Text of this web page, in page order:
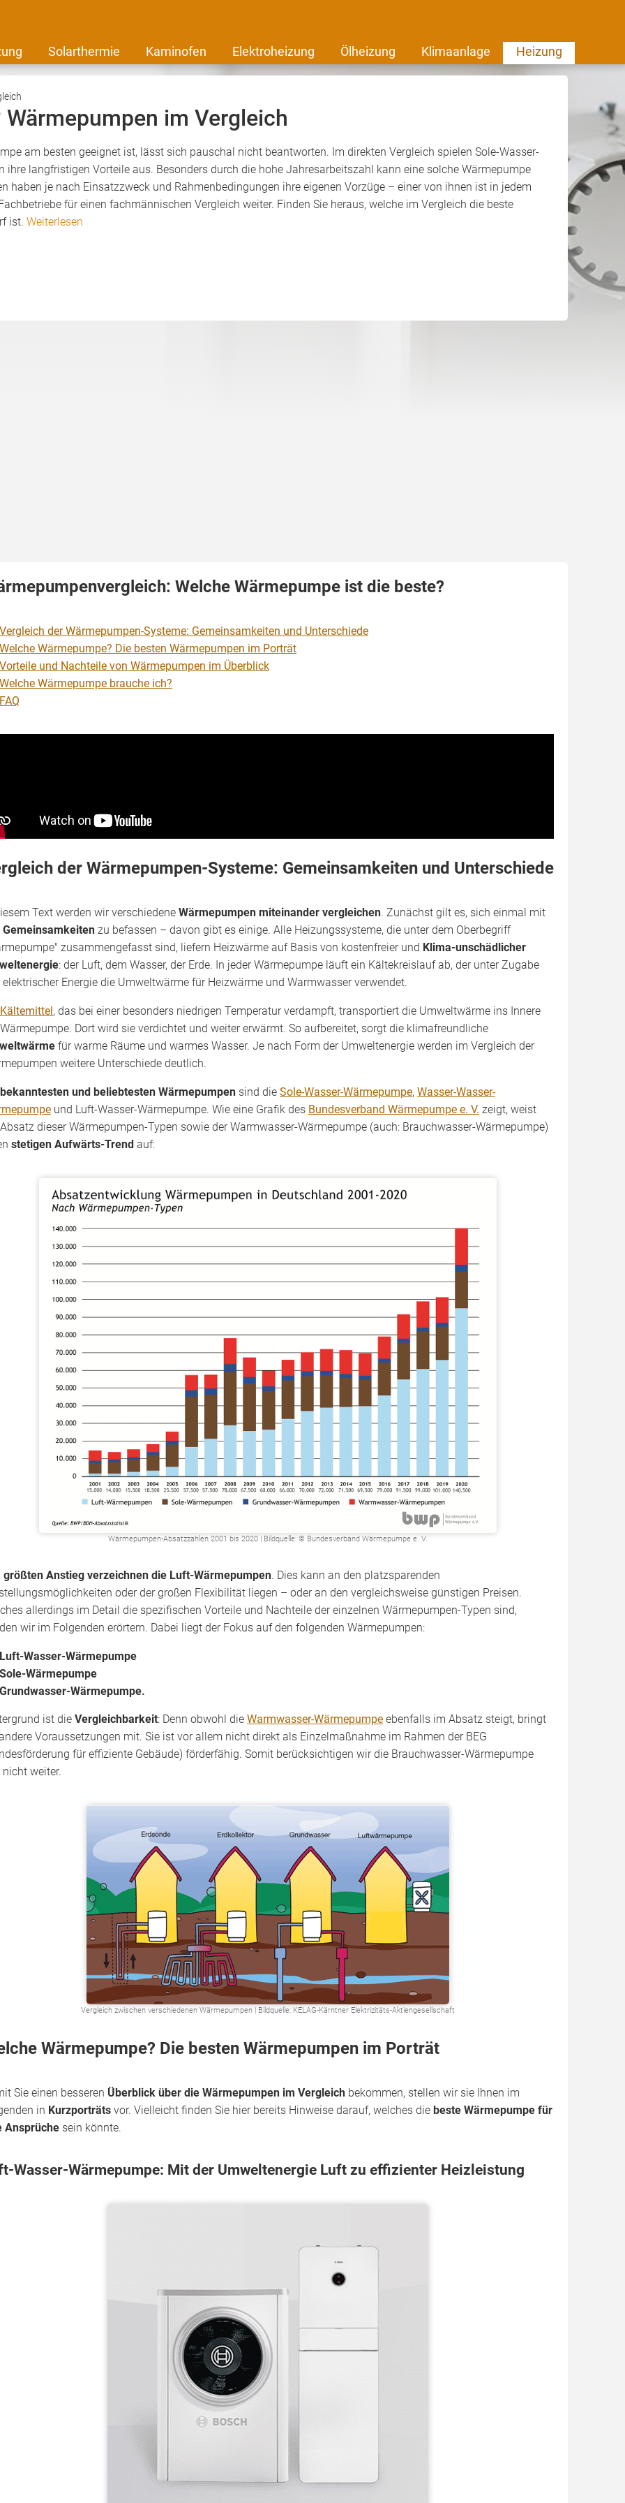
Solarthermie Kaminofen Elektroheizung Ölheizung Klimaanlage Heizung
im Vergleich
am besten geeignet ist, lässt sich pauschal nicht beantworten. Im direkten Vergleich spielen Sole-Wasser-
langfristigen Vorteile aus. Besonders durch die hohe Jahresarbeitszahl kann eine solche Wärmepumpe
haben je nach Einsatzzweck und Rahmenbedingungen ihre eigenen Vorzüge – einer von ihnen ist in jedem
für einen fachmännischen Vergleich weiter. Finden Sie heraus, welche im Vergleich die beste
ist. Weiterlesen
Welche Wärmepumpe ist die beste?
Vergleich der Wärmepumpen-Systeme: Gemeinsamkeiten und Unterschiede
Welche Wärmepumpe? Die besten Wärmepumpen im Porträt
Vorteile und Nachteile von Wärmepumpen im Überblick
Welche Wärmepumpe brauche ich?
FAQ
der Wärmepumpen-Systeme: Gemeinsamkeiten und Unterschiede
Text werden wir verschiedene Wärmepumpen miteinander vergleichen. Zunächst gilt es, sich einmal mit
Gemeinsamkeiten zu befassen – davon gibt es einige. Alle Heizungssysteme, die unter dem Oberbegriff
zusammengefasst sind, liefern Heizwärme auf Basis von kostenfreier und Klima-unschädlicher
: der Luft, dem Wasser, der Erde. In jeder Wärmepumpe läuft ein Kältekreislauf ab, der unter Zugabe
elektrischer Energie die Umweltwärme für Heizwärme und Warmwasser verwendet.
Kältemittel, das bei einer besonders niedrigen Temperatur verdampft, transportiert die Umweltwärme ins Innere
Dort wird sie verdichtet und weiter erwärmt. So aufbereitet, sorgt die klimafreundliche
für warme Räume und warmes Wasser. Je nach Form der Umweltenergie werden im Vergleich der
weitere Unterschiede deutlich.
bekanntesten und beliebtesten Wärmepumpen sind die Sole-Wasser-Wärmepumpe, Wasser-Wasser-
und Luft-Wasser-Wärmepumpe. Wie eine Grafik des Bundesverband Wärmepumpe e. V. zeigt, weist
dieser Wärmepumpen-Typen sowie der Warmwasser-Wärmepumpe (auch: Brauchwasser-Wärmepumpe)
stetigen Aufwärts-Trend auf:
Wärmepumpen-Absatzzahlen 2001 bis 2020 | Bildquelle: © Bundesverband Wärmepumpe e. V.
größten Anstieg verzeichnen die Luft-Wärmepumpen. Dies kann an den platzsparenden
oder der großen Flexibilität liegen – oder an den vergleichsweise günstigen Preisen.
allerdings im Detail die spezifischen Vorteile und Nachteile der einzelnen Wärmepumpen-Typen sind,
wir im Folgenden erörtern. Dabei liegt der Fokus auf den folgenden Wärmepumpen:
Luft-Wasser-Wärmepumpe
Sole-Wärmepumpe
Grundwasser-Wärmepumpe.
ist die Vergleichbarkeit: Denn obwohl die Warmwasser-Wärmepumpe ebenfalls im Absatz steigt, bringt
Voraussetzungen mit. Sie ist vor allem nicht direkt als Einzelmaßnahme im Rahmen der BEG
für effiziente Gebäude) förderfähig. Somit berücksichtigen wir die Brauchwasser-Wärmepumpe
nicht weiter.
Vergleich zwischen verschiedenen Wärmepumpen | Bildquelle: KELAG-Kärntner Elektrizitäts-Aktiengesellschaft
Wärmepumpe? Die besten Wärmepumpen im Porträt
Sie einen besseren Überblick über die Wärmepumpen im Vergleich bekommen, stellen wir sie Ihnen im
in Kurzporträts vor. Vielleicht finden Sie hier bereits Hinweise darauf, welches die beste Wärmepumpe für
Ansprüche sein könnte.
Wasser-Wärmepumpe: Mit der Umweltenergie Luft zu effizienter Heizleistung